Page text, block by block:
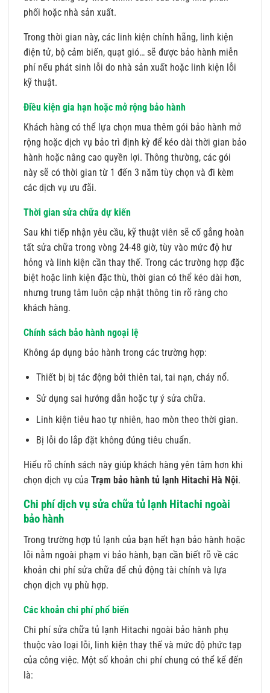
phối hoặc nhà sản xuất.
Trong thời gian này, các linh kiện chính hãng, linh kiện
điện tử, bộ cảm biến, quạt gió… sẽ được bảo hành miễn
phí nếu phát sinh lỗi do nhà sản xuất hoặc linh kiện lỗi
kỹ thuật.
Điều kiện gia hạn hoặc mở rộng bảo hành
Khách hàng có thể lựa chọn mua thêm gói bảo hành mở
rộng hoặc dịch vụ bảo trì định kỳ để kéo dài thời gian bảo
hành hoặc nâng cao quyền lợi. Thông thường, các gói
này sẽ có thời gian từ 1 đến 3 năm tùy chọn và đi kèm
các dịch vụ ưu đãi.
Thời gian sửa chữa dự kiến
Sau khi tiếp nhận yêu cầu, kỹ thuật viên sẽ cố gắng hoàn
tất sửa chữa trong vòng 24-48 giờ, tùy vào mức độ hư
hỏng và linh kiện cần thay thế. Trong các trường hợp đặc
biệt hoặc linh kiện đặc thù, thời gian có thể kéo dài hơn,
nhưng trung tâm luôn cập nhật thông tin rõ ràng cho
khách hàng.
Chính sách bảo hành ngoại lệ
Không áp dụng bảo hành trong các trường hợp:
Thiết bị bị tác động bởi thiên tai, tai nạn, cháy nổ.
Sử dụng sai hướng dẫn hoặc tự ý sửa chữa.
Linh kiện tiêu hao tự nhiên, hao mòn theo thời gian.
Bị lỗi do lắp đặt không đúng tiêu chuẩn.
Hiểu rõ chính sách này giúp khách hàng yên tâm hơn khi
chọn dịch vụ của Trạm bảo hành tủ lạnh Hitachi Hà Nội.
Chi phí dịch vụ sửa chữa tủ lạnh Hitachi ngoài
bảo hành
Trong trường hợp tủ lạnh của bạn hết hạn bảo hành hoặc
lỗi nằm ngoài phạm vi bảo hành, bạn cần biết rõ về các
khoản chi phí sửa chữa để chủ động tài chính và lựa
chọn dịch vụ phù hợp.
Các khoản chi phí phổ biến
Chi phí sửa chữa tủ lạnh Hitachi ngoài bảo hành phụ
thuộc vào loại lỗi, linh kiện thay thế và mức độ phức tạp
của công việc. Một số khoản chi phí chung có thể kể đến
là: